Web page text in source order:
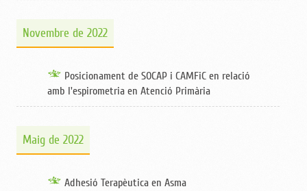
Novembre de 2022
Posicionament de SOCAP i CAMFiC en relació
amb l'espirometria en Atenció Primària
Maig de 2022
Adhesió Terapèutica en Asma